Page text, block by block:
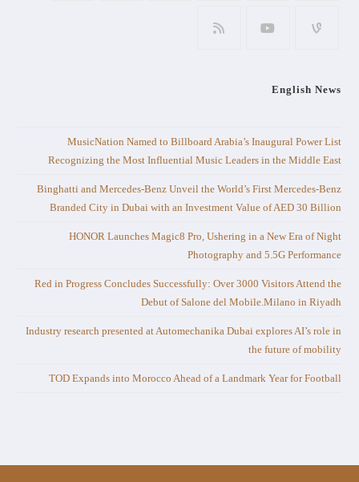
English News
MusicNation Named to Billboard Arabia’s Inaugural Power List
Recognizing the Most Influential Music Leaders in the Middle East
Binghatti and Mercedes-Benz Unveil the World’s First Mercedes-Benz
Branded City in Dubai with an Investment Value of AED 30 Billion
HONOR Launches Magic8 Pro, Ushering in a New Era of Night
Photography and 5.5G Performance
Red in Progress Concludes Successfully: Over 3000 Visitors Attend the
Debut of Salone del Mobile.Milano in Riyadh
Industry research presented at Automechanika Dubai explores AI’s role in
the future of mobility
TOD Expands into Morocco Ahead of a Landmark Year for Football